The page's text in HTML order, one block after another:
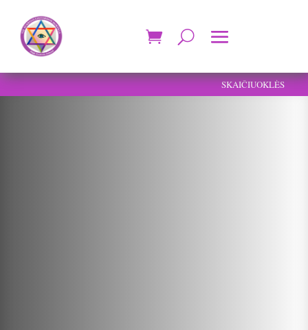
SKAIČIUOKLĖS